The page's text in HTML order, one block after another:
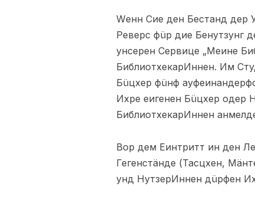
Wенн Сие ден Бестанд дер
Реверс фüр дие Бенутзунг
унсерен Сервице „Меине
БиблиотхекарИннен. Им
Бüцхер фüнф
Ихре еигенен Бüцхер одер
БиблиотхекарИннен
Вор дем Еинтритт ин ден
Гегенстäнде (Тасцхен,
унд НутзерИннен дüрфен